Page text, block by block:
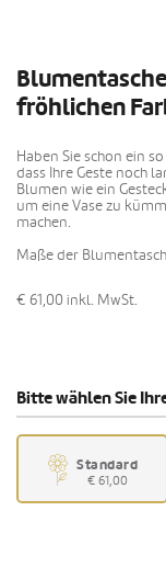
fröhlichen
Haben Sie schon ein
dass Ihre Geste noch
Blumen wie ein
um eine Vase zu
machen.
Maße der
€ 61,00 inkl. MwSt.
Bitte wählen Sie
Standard
€ 61,00